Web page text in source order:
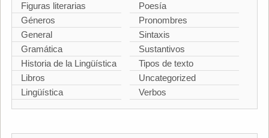
Figuras literarias
Géneros
General
Gramática
Historia de la Lingüística
Libros
Lingüística
Poesía
Pronombres
Sintaxis
Sustantivos
Tipos de texto
Uncategorized
Verbos